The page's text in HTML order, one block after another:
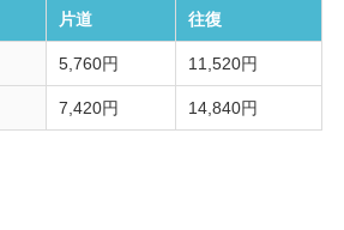
片道 往復
5,760円 11,520円
7,420円 14,840円